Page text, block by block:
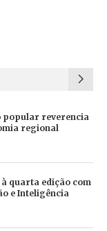
popular reverencia
regional
quarta edição com
e Inteligência